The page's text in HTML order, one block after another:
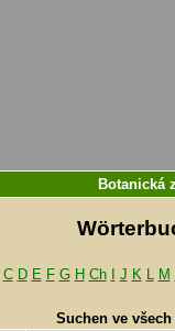
Botanická
C D E F G H Ch J K L M
Suchen ve